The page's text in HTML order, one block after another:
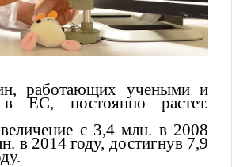
работающих учеными и
ЕС, постоянно растет.
с 3,4 млн. в 2008
в 2014 году, достигнув 7,9